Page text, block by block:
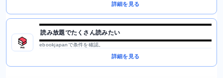
詳細を見る
読み放題でたくさん読みたい
ebookjapanで条件を確認。
詳細を見る